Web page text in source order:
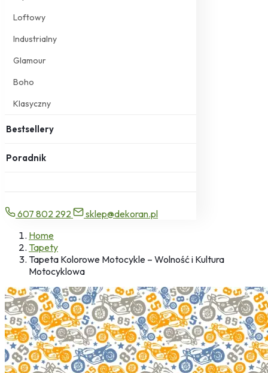
Loftowy
Industrialny
Glamour
Boho
Klasyczny
Bestsellery
Poradnik
607 802 292
sklep@dekoran.pl
Home
Tapety
Tapeta Kolorowe Motocykle – Wolność i Kultura
Motocyklowa